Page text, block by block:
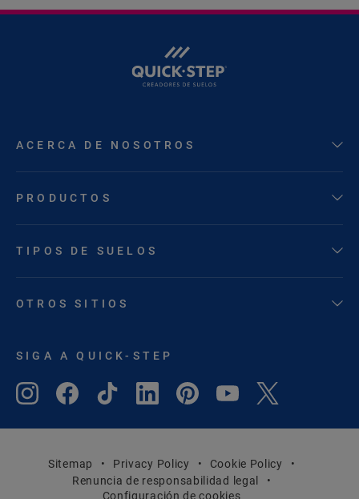
ACERCA DE NOSOTROS
PRODUCTOS
TIPOS DE SUELOS
OTROS SITIOS
SIGA A QUICK-STEP
Sitemap Privacy Policy
Cookie Policy
Renuncia de responsabilidad legal
Configuración de cookies